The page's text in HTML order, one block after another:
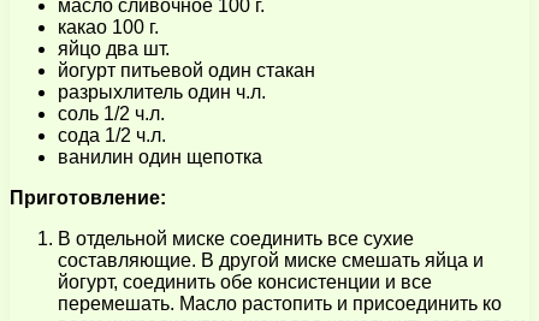
масло сливочное 100 г.
какао 100 г.
яйцо два шт.
йогурт питьевой один стакан
разрыхлитель один ч.л.
соль 1/2 ч.л.
сода 1/2 ч.л.
ванилин один щепотка
Приготовление:
В отдельной миске соединить все сухие
составляющие. В другой миске смешать яйца и
йогурт, соединить обе консистенции и все
перемешать. Масло растопить и присоединить ко